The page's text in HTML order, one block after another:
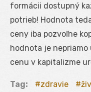
formácii dostupný
potrieb! Hodnota
ceny iba pozvoľne
hodnota je
cenu v kapitalizme
Tag: zdravie